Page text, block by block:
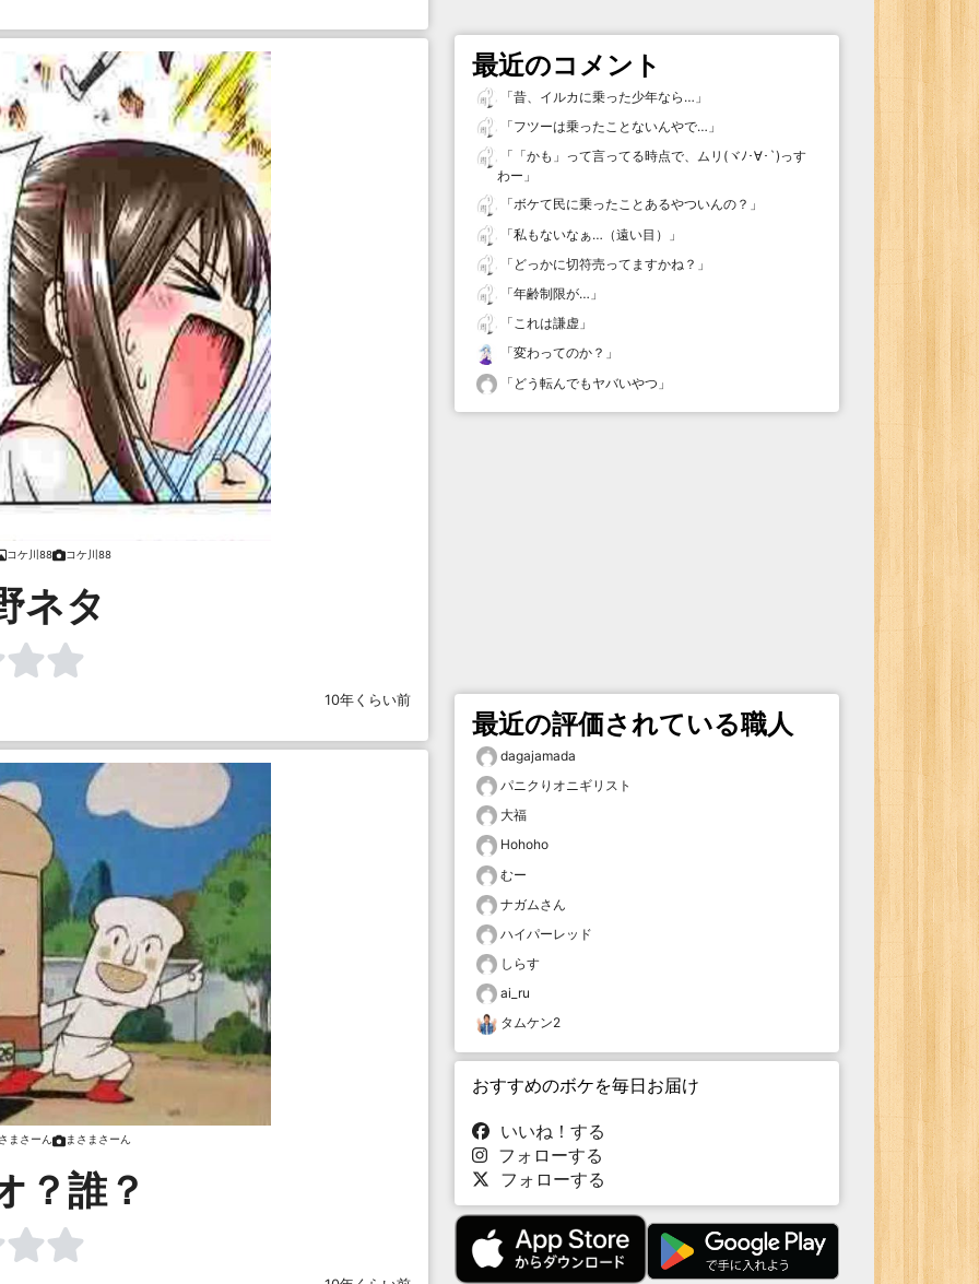
コケ川88 コケ川88
ネタ
10年くらい前
まさーん まさまさーん
？誰？
最近のコメント
「昔、イルカに乗った少年なら… 」
「フツーは乗ったことないんやで… 」
「 「かも」って言ってる時点で、ムリ(ヾﾉ･∀･`)っす
わー 」
「ボケて民に乗ったことあるやついんの？ 」
「私もないなぁ…（遠い目）
」
「 どっかに切符売ってますかね？ 」
「年齢制限が… 」
「これは謙虚 」
「変わってのか？ 」
「 どう転んでもヤバいやつ 」
最近の評価されている職人
dagajamada
パニクりオニギリスト
大福
Hohoho
むー
ナガムさん
ハイパーレッド
しらす
ai_ru
タムケン2
おすすめのボケを毎日お届け
いいね！する
フォローする
フォローする